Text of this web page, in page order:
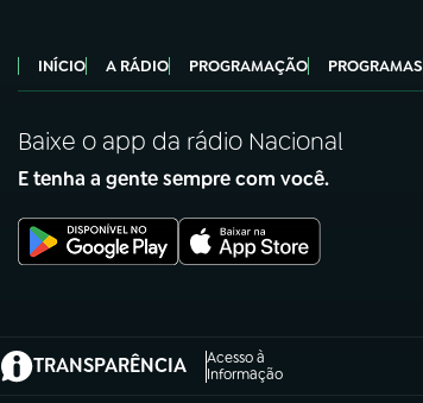
INÍCIO A RÁDIO PROGRAMAÇÃO PROGRAMAS
Baixe o app da rádio Nacional
E tenha a gente sempre com você.
TRANSPARÊNCIA
Acesso à
Informação
(abre em nova aba)